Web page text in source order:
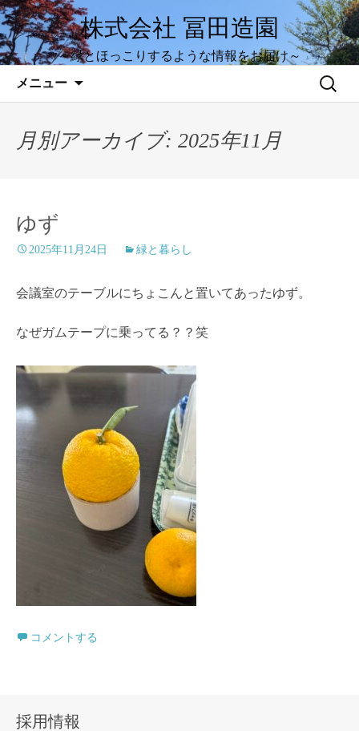
株式会社 冨田造園
～緑とほっこりするような情報をお届け～
メニュー
ン
プ
検
月別アーカイブ: 2025年11月
ゆず
2025年11月24日 緑と暮らし
会議室のテーブルにちょこんと置いてあったゆず。
なぜガムテープに乗ってる？？笑
コメントする
採用情報